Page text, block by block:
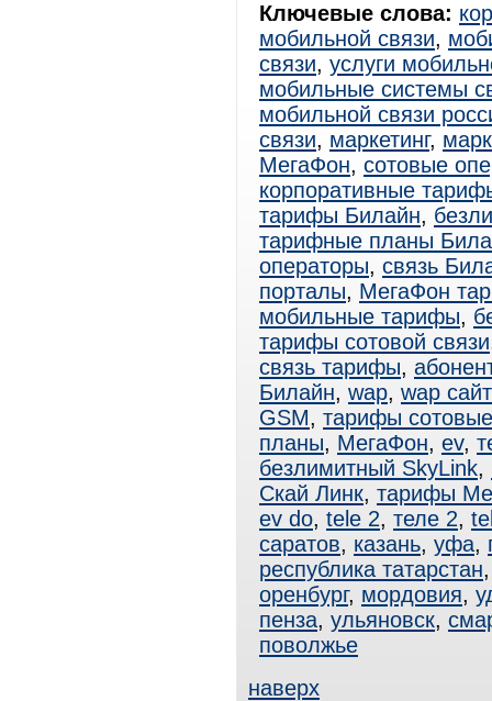
Ключевые слова:
мобильной связи,
связи, услуги
мобильные системы
мобильной связи
связи, маркетинг,
МегаФон, сотовые
корпоративные
тарифы Билайн,
тарифные планы
операторы, связь
порталы, МегаФон
мобильные тарифы,
тарифы сотовой связи
связь тарифы,
Билайн, wap, wap
GSM, тарифы сотовые
планы, МегаФон, ev,
безлимитный SkyLink,
Скай Линк, тарифы
ev do, tele 2, теле 2,
саратов, казань, уфа,
республика татарстан
оренбург, мордовия,
пенза, ульяновск,
поволжье
наверх